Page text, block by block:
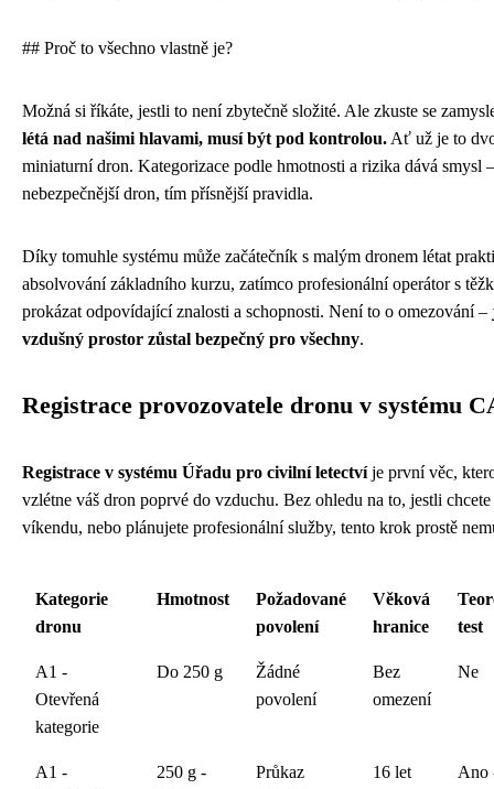
## Proč to všechno vlastně je?
Možná si říkáte, jestli to není zbytečně složité. Ale zkuste se
létá nad našimi hlavami, musí být pod kontrolou. Ať už je to
miniaturní dron. Kategorizace podle hmotnosti a rizika dává smysl
nebezpečnější dron, tím přísnější pravidla.
Díky tomuhle systému může začátečník s malým dronem létat
absolvování základního kurzu, zatímco profesionální operátor s
prokázat odpovídající znalosti a schopnosti. Není to o omezování –
vzdušný prostor zůstal bezpečný pro všechny.
Registrace provozovatele dronu v systému
Registrace v systému Úřadu pro civilní letectvíje první věc,
vzlétne váš dron poprvé do vzduchu. Bez ohledu na to, jestli
víkendu, nebo plánujete profesionální služby, tento krok prostě
Kategorie
dronu
Hmotnost
Požadované
povolení
Věková
hranice
test
A1 -
Otevřená
kategorie
Do 250 g
Žádné
povolení
Bez
omezení
Ne
A1 -
250 g -
Průkaz
16 let Ano